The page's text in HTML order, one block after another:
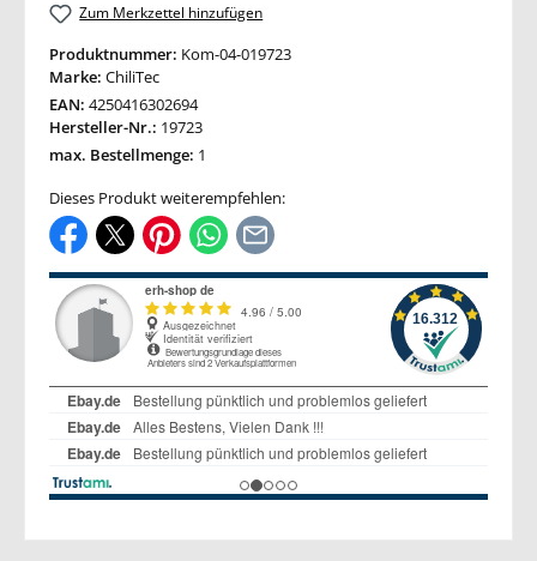
Zum Merkzettel hinzufügen
Produktnummer: Kom-04-019723
Marke: ChiliTec
EAN: 4250416302694
Hersteller-Nr.: 19723
max. Bestellmenge: 1
Dieses Produkt weiterempfehlen: